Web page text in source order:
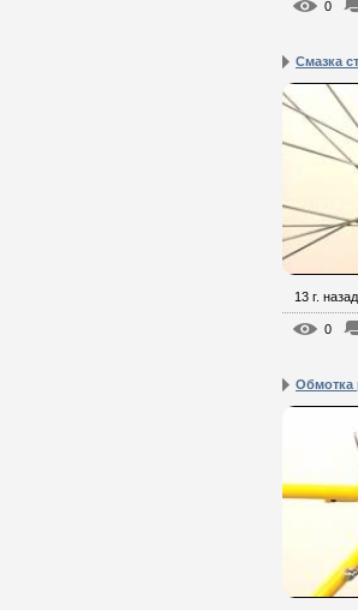
0
Смазка
13 г. назад
0
Обмотка